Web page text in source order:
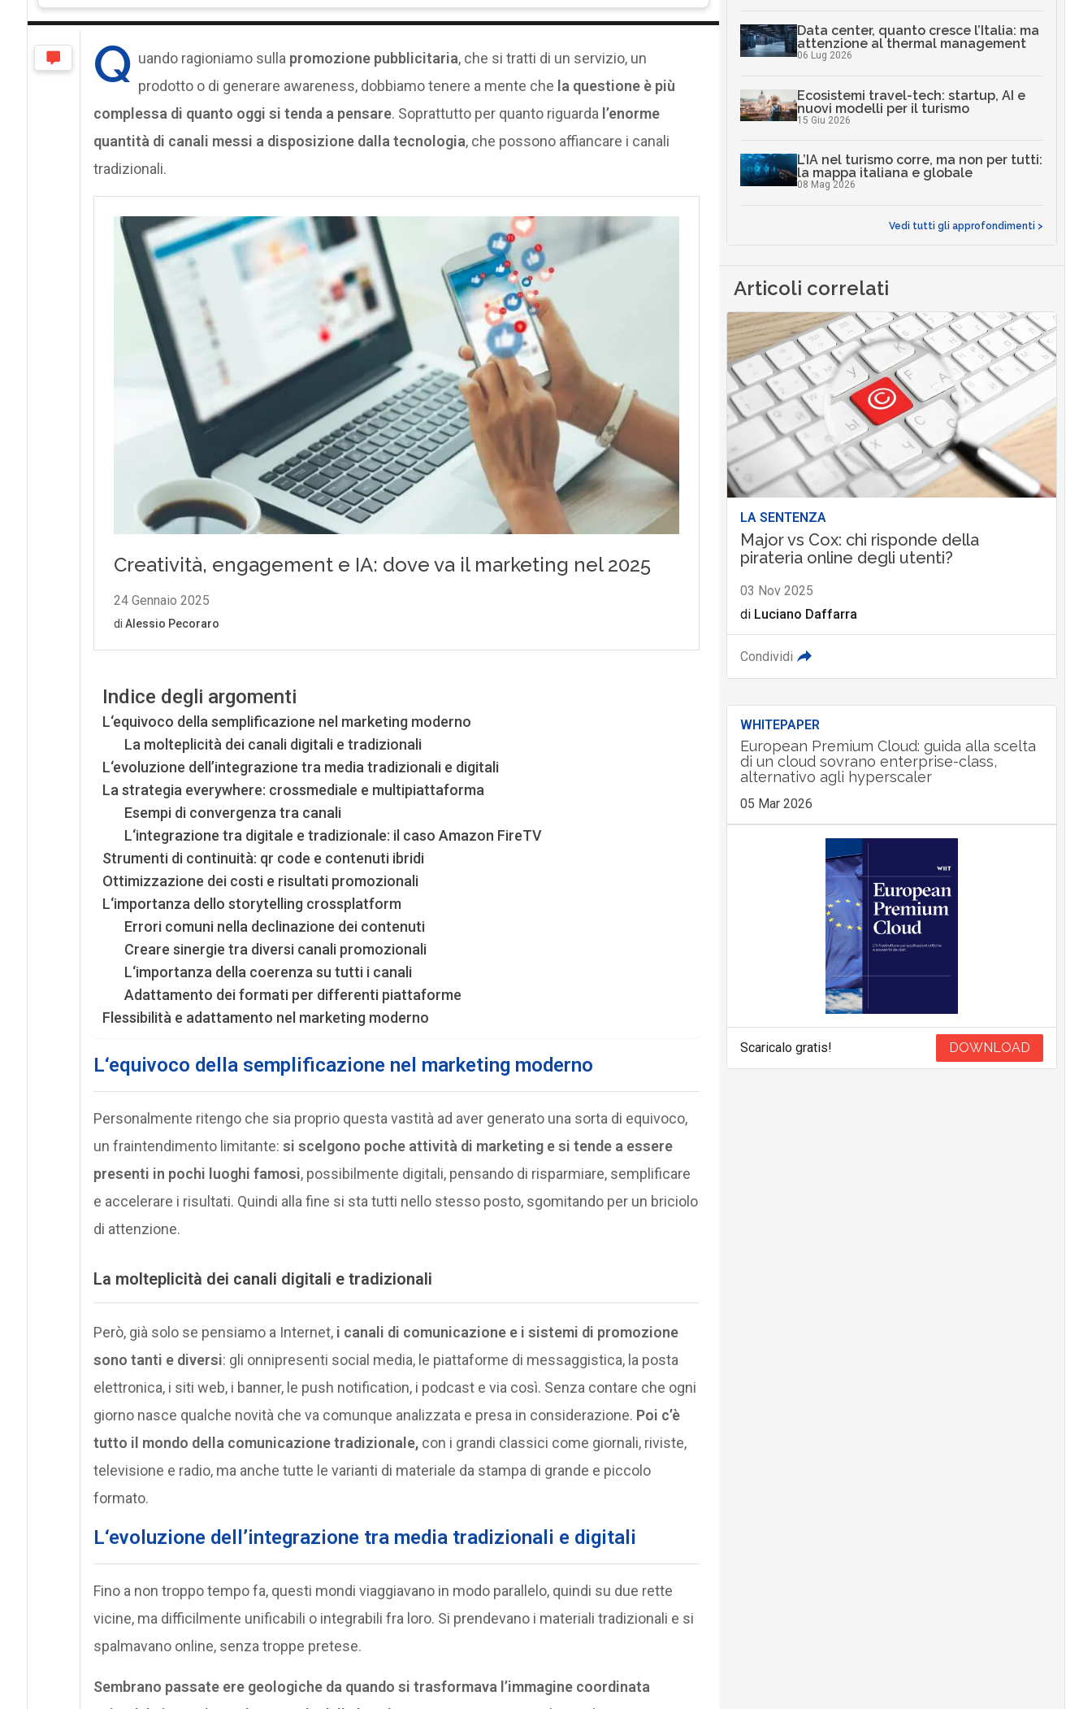
Q uando ragioniamo sulla promozione pubblicitaria, che si tratti di un servizio, un
prodotto o di generare awareness, dobbiamo tenere a mente che la questione è più
complessa di quanto oggi si tenda a pensare. Soprattutto per quanto riguarda l’enorme
quantità di canali messi a disposizione dalla tecnologia, che possono affiancare i canali
tradizionali.
Indice degli argomenti
L‘equivoco della semplificazione nel marketing moderno
La molteplicità dei canali digitali e tradizionali
L‘evoluzione dell’integrazione tra media tradizionali e digitali
La strategia everywhere: crossmediale e multipiattaforma
Esempi di convergenza tra canali
L‘integrazione tra digitale e tradizionale: il caso Amazon FireTV
Strumenti di continuità: qr code e contenuti ibridi
Ottimizzazione dei costi e risultati promozionali
L‘importanza dello storytelling crossplatform
Errori comuni nella declinazione dei contenuti
Creare sinergie tra diversi canali promozionali
L‘importanza della coerenza su tutti i canali
Adattamento dei formati per differenti piattaforme
Flessibilità e adattamento nel marketing moderno
L‘equivoco della semplificazione nel marketing moderno
Personalmente ritengo che sia proprio questa vastità ad aver generato una sorta di equivoco,
un fraintendimento limitante: si scelgono poche attività di marketing e si tende a essere
presenti in pochi luoghi famosi, possibilmente digitali, pensando di risparmiare, semplificare
e accelerare i risultati. Quindi alla fine si sta tutti nello stesso posto, sgomitando per un briciolo
di attenzione.
La molteplicità dei canali digitali e tradizionali
Però, già solo se pensiamo a Internet, i canali di comunicazione e i sistemi di promozione
sono tanti e diversi: gli onnipresenti social media, le piattaforme di messaggistica, la posta
elettronica, i siti web, i banner, le push notification, i podcast e via così. Senza contare che ogni
giorno nasce qualche novità che va comunque analizzata e presa in considerazione. Poi c’è
tutto il mondo della comunicazione tradizionale,con i grandi classici come giornali, riviste,
televisione e radio, ma anche tutte le varianti di materiale da stampa di grande e piccolo
formato.
L‘evoluzione dell’integrazione tra media tradizionali e digitali
Fino a non troppo tempo fa, questi mondi viaggiavano in modo parallelo, quindi su due rette
vicine, ma difficilmente unificabili o integrabili fra loro. Si prendevano i materiali tradizionali e si
spalmavano online, senza troppe pretese.
Sembrano passate ere geologiche da quando si trasformava l’immagine coordinata
Data center, quanto cresce l’Italia: ma
attenzione al thermal management
06 Lug 2026
Ecosistemi travel-tech: startup, AI e
nuovi modelli per il turismo
15 Giu 2026
L’IA nel turismo corre, ma non per tutti:
la mappa italiana e globale
08 Mag 2026
Vedi tutti gli approfondimenti >
Articoli correlati
LA SENTENZA
Major vs Cox: chi risponde della
pirateria online degli utenti?
03 Nov 2025
di Luciano Daffarra
Condividi
WHITEPAPER
European Premium Cloud: guida alla scelta
di un cloud sovrano enterprise-class,
alternativo agli hyperscaler
05 Mar 2026
Scaricalo gratis! DOWNLOAD